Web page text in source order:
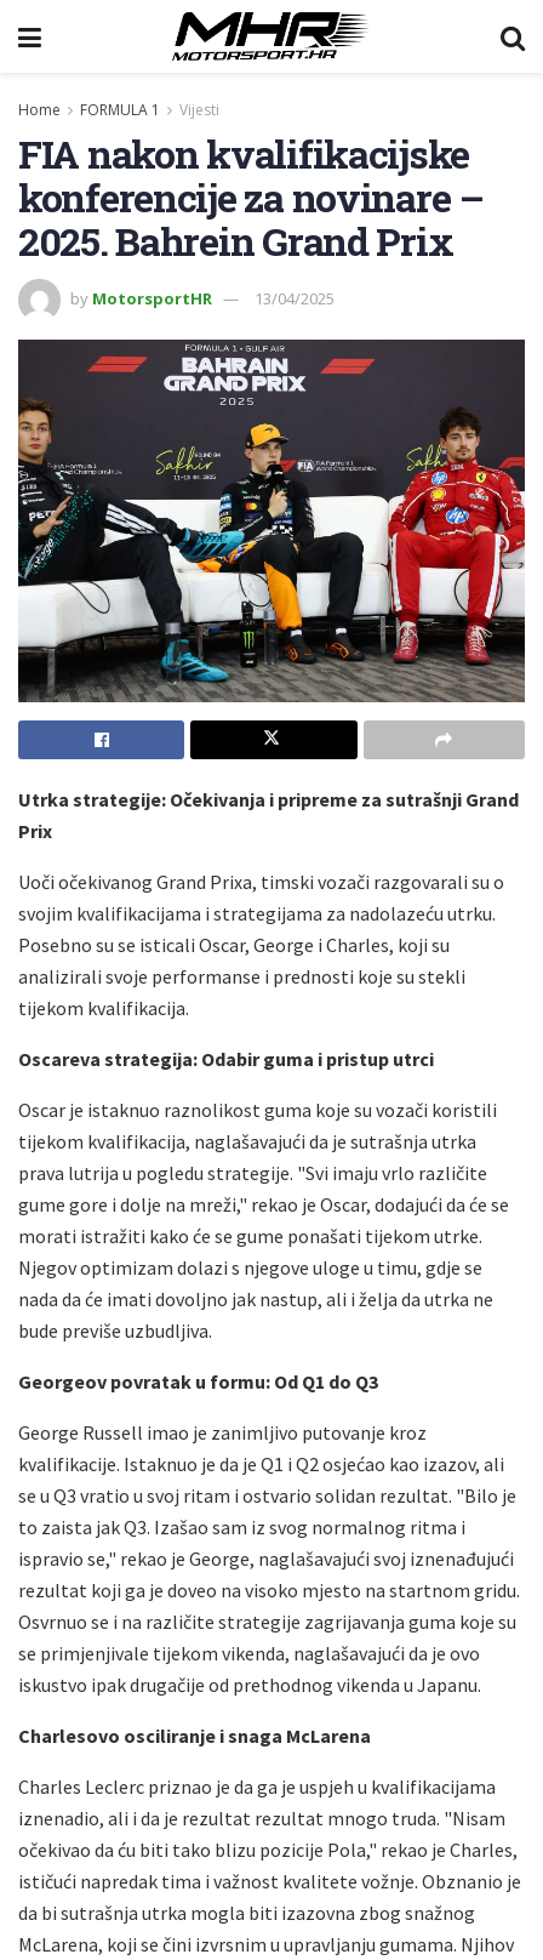
Home FORMULA 1 Vijesti
FIA nakon kvalifikacijske
konferencije za novinare –
2025. Bahrein Grand Prix
by MotorsportHR 13/04/2025
Utrka strategije: Očekivanja i pripreme za sutrašnji Grand
Prix
Uoči očekivanog Grand Prixa, timski vozači razgovarali su o
svojim kvalifikacijama i strategijama za nadolazeću utrku.
Posebno su se isticali Oscar, George i Charles, koji su
analizirali svoje performanse i prednosti koje su stekli
tijekom kvalifikacija.
Oscareva strategija: Odabir guma i pristup utrci
Oscar je istaknuo raznolikost guma koje su vozači koristili
tijekom kvalifikacija, naglašavajući da je sutrašnja utrka
prava lutrija u pogledu strategije. "Svi imaju vrlo različite
gume gore i dolje na mreži," rekao je Oscar, dodajući da će se
morati istražiti kako će se gume ponašati tijekom utrke.
Njegov optimizam dolazi s njegove uloge u timu, gdje se
nada da će imati dovoljno jak nastup, ali i želja da utrka ne
bude previše uzbudljiva.
Georgeov povratak u formu: Od Q1 do Q3
George Russell imao je zanimljivo putovanje kroz
kvalifikacije. Istaknuo je da je Q1 i Q2 osjećao kao izazov, ali
se u Q3 vratio u svoj ritam i ostvario solidan rezultat. "Bilo je
to zaista jak Q3. Izašao sam iz svog normalnog ritma i
ispravio se," rekao je George, naglašavajući svoj iznenađujući
rezultat koji ga je doveo na visoko mjesto na startnom gridu.
Osvrnuo se i na različite strategije zagrijavanja guma koje su
se primjenjivale tijekom vikenda, naglašavajući da je ovo
iskustvo ipak drugačije od prethodnog vikenda u Japanu.
Charlesovo osciliranje i snaga McLarena
Charles Leclerc priznao je da ga je uspjeh u kvalifikacijama
iznenadio, ali i da je rezultat rezultat mnogo truda. "Nisam
očekivao da ću biti tako blizu pozicije Pola," rekao je Charles,
ističući napredak tima i važnost kvalitete vožnje. Obznanio je
da bi sutrašnja utrka mogla biti izazovna zbog snažnog
McLarena, koji se čini izvrsnim u upravljanju gumama. Njihov